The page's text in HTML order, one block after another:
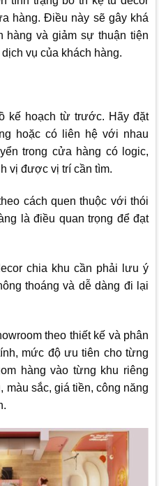
hàng. Điều này sẽ gây khá
hàng và giảm sự thuận tiện
vụ của khách hàng.
kế hoạch từ trước. Hãy đặt
hoặc có liên hệ với nhau
trong cửa hàng có logic,
vị được vị trí cần tìm.
cách quen thuộc với thói
là điều quan trọng để đạt
chia khu cần phải lưu ý
thoáng và dễ dàng đi lại
theo thiết kế và phân
mức độ ưu tiên cho từng
hàng vào từng khu riêng
màu sắc, giá tiền, công năng